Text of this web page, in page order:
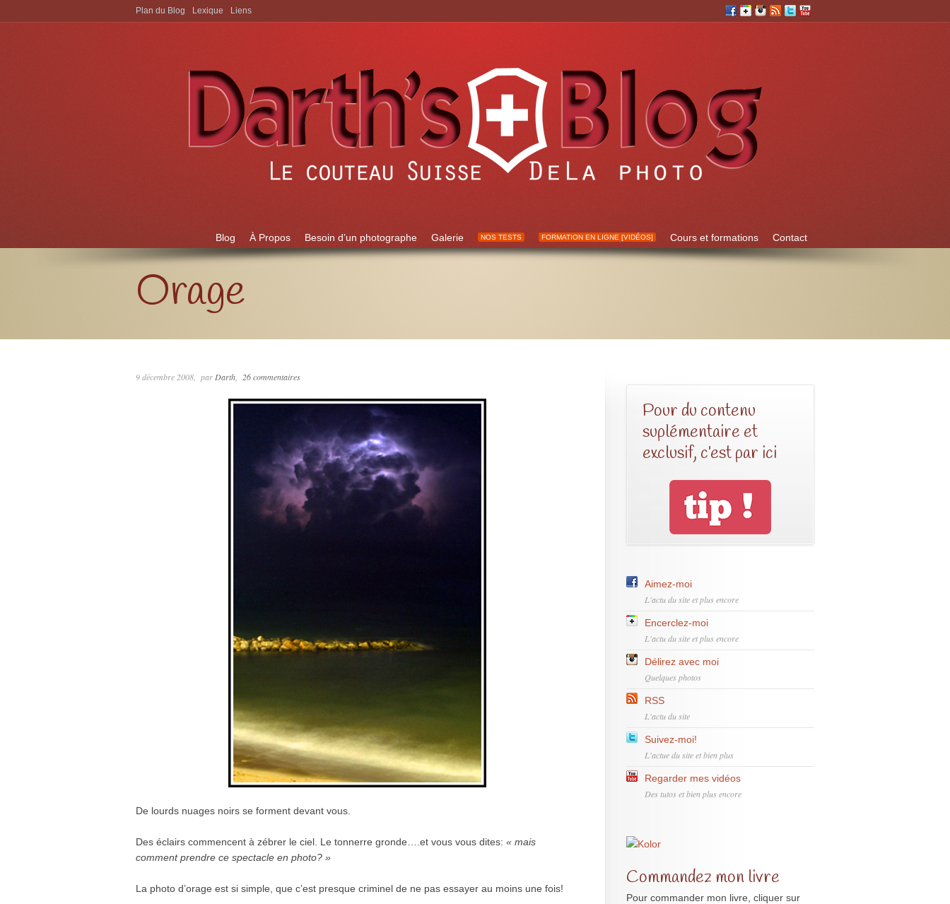
Aller à:
Blog À Propos Besoin d’un photographe Galerie NOS TESTS FORMATION EN LIGNE [VIDÉOS] Cours et formations Contact
Plan du Blog Lexique Liens
Orage
9 décembre 2008 par Darth 26 commentaires
De lourds nuages noirs se forment devant vous.
Des éclairs commencent à zébrer le ciel. Le tonnerre gronde….et vous vous dites: « mais
comment prendre ce spectacle en photo? »
La photo d’orage est si simple, que c’est presque criminel de ne pas essayer au moins une fois!
Pour du contenu
suplémentaire et
exclusif, c’est par ici
Aimez-moi
L'actu du site et plus encore
Encerclez-moi
L'actu du site et plus encore
Délirez avec moi
Quelques photos
RSS
L'actu du site
Suivez-moi!
L'actue du site et bien plus
Regarder mes vidéos
Des tutos et bien plus encore
Commandez mon livre
Pour commander mon livre, cliquer sur